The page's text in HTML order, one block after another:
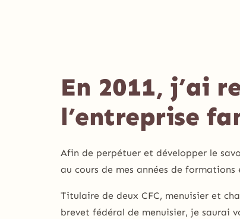
En 2011, j’ai
l’entreprise
Afin de perpétuer et développer le
au cours de mes années de formations
Titulaire de deux CFC, menuisier et
brevet fédéral de menuisier, je saurai